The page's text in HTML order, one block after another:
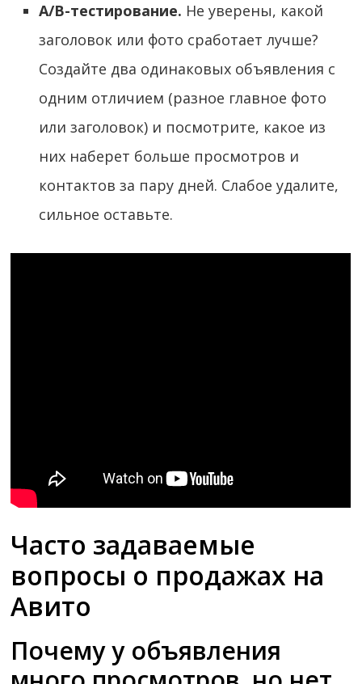
A/B-тестирование. Не уверены, какой
заголовок или фото сработает лучше?
Создайте два одинаковых объявления с
одним отличием (разное главное фото
или заголовок) и посмотрите, какое из
них наберет больше просмотров и
контактов за пару дней. Слабое удалите,
сильное оставьте.
Часто задаваемые
вопросы о продажах на
Авито
Почему у объявления